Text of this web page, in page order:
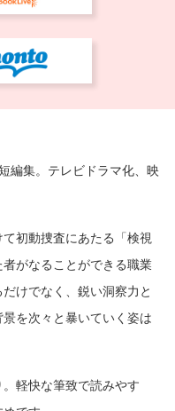
編集。テレビドラマ化、映
初動捜査にあたる「検視
がなることができる職業
けでなく、鋭い洞察力と
を次々と暴いていく姿は
軽快な筆致で読みやす